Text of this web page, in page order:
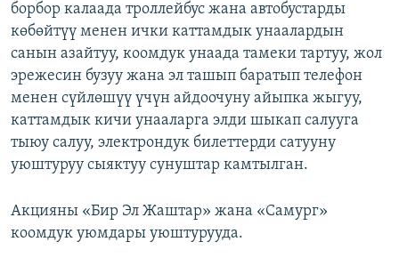
борбор калаада троллейбус жана автобустарды
көбөйтүү менен ички каттамдык унаалардын
санын азайтуу, коомдук унаада тамеки тартуу, жол
эрежесин бузуу жана эл ташып баратып телефон
менен сүйлөшүү үчүн айдоочуну айыпка жыгуу,
каттамдык кичи унааларга элди шыкап салууга
тыюу салуу, электрондук билеттерди сатууну
уюштуруу сыяктуу сунуштар камтылган.
Акцияны «Бир Эл Жаштар» жана «Самург»
коомдук уюмдары уюштурууда.